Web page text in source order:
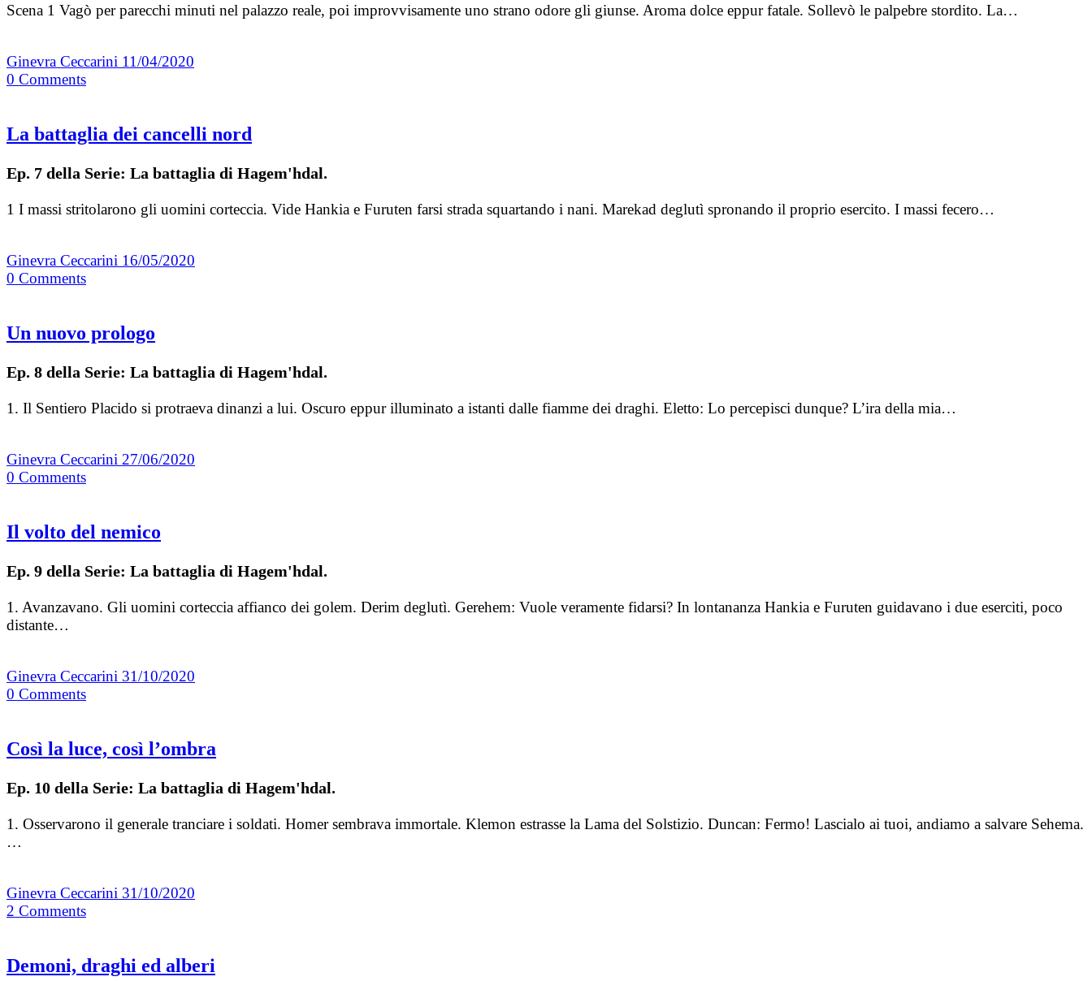
Scena 1 Vagò per parecchi minuti nel palazzo reale, poi improvvisamente uno strano odore gli giunse. Aroma dolce eppur fatale. Sollevò le palpebre stordito. La…
Ginevra Ceccarini 11/04/2020
0 Comments
La battaglia dei cancelli nord
Ep. 7 della Serie: La battaglia di Hagem'hdal.
1 I massi stritolarono gli uomini corteccia. Vide Hankia e Furuten farsi strada squartando i nani. Marekad deglutì spronando il proprio esercito. I massi fecero…
Ginevra Ceccarini 16/05/2020
0 Comments
Un nuovo prologo
Ep. 8 della Serie: La battaglia di Hagem'hdal.
1. Il Sentiero Placido si protraeva dinanzi a lui. Oscuro eppur illuminato a istanti dalle fiamme dei draghi. Eletto: Lo percepisci dunque? L’ira della mia…
Ginevra Ceccarini 27/06/2020
0 Comments
Il volto del nemico
Ep. 9 della Serie: La battaglia di Hagem'hdal.
1. Avanzavano. Gli uomini corteccia affianco dei golem. Derim deglutì. Gerehem: Vuole veramente fidarsi? In lontananza Hankia e Furuten guidavano i due eserciti, poco
distante…
Ginevra Ceccarini 31/10/2020
0 Comments
Così la luce, così l’ombra
Ep. 10 della Serie: La battaglia di Hagem'hdal.
1. Osservarono il generale tranciare i soldati. Homer sembrava immortale. Klemon estrasse la Lama del Solstizio. Duncan: Fermo! Lascialo ai tuoi, andiamo a salvare Sehema.
…
Ginevra Ceccarini 31/10/2020
2 Comments
Demoni, draghi ed alberi